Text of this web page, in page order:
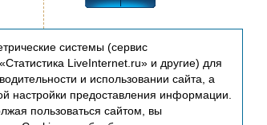
системы (сервис
LiveInternet.ru» и другие) для
и использовании сайта, а
настройки предоставления информации.
пользоваться сайтом, вы